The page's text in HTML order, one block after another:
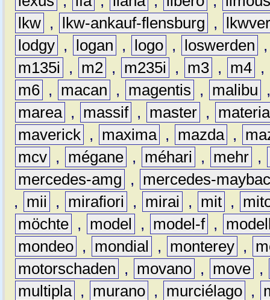
lkw , lkw-ankauf-flensburg ,
lodgy , logan , logo , loswerden
m135i
, m2 , m235i , m3 , m4 ,
m6 , macan , magentis , malibu
marea , massif , master ,
materia
maverick , maxima , mazda ,
mcv , mégane , méhari , mehr ,
mercedes-amg
,
mercedes-
,
mii , mirafiori , mirai , mit ,
möchte , model , model-f ,
mondeo , mondial , monterey ,
motorschaden
, movano , move ,
multipla , murano , murciélago ,